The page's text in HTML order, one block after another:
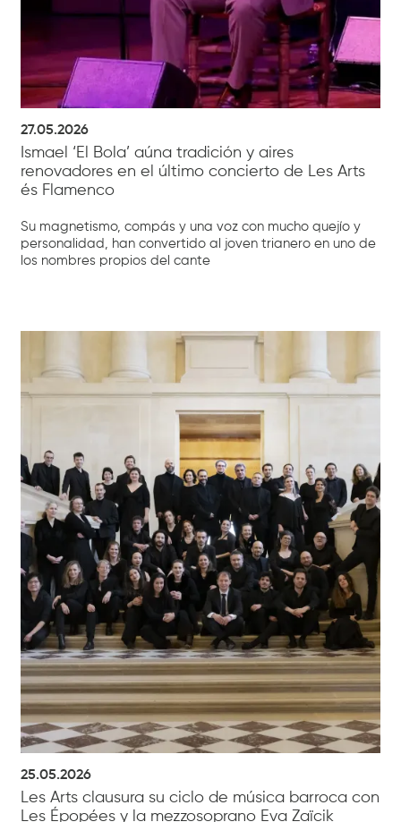
27.05.2026
Ismael ‘El Bola’ aúna tradición y aires
renovadores en el último concierto de Les Arts
és Flamenco
Su magnetismo, compás y una voz con mucho quejío y
personalidad, han convertido al joven trianero en uno de
los nombres propios del cante
25.05.2026
Les Arts clausura su ciclo de música barroca con
Les Épopées y la mezzosoprano Eva Zaïcik